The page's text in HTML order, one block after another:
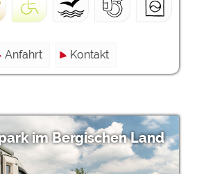
Anfahrt Kontakt
im Bergischen Land